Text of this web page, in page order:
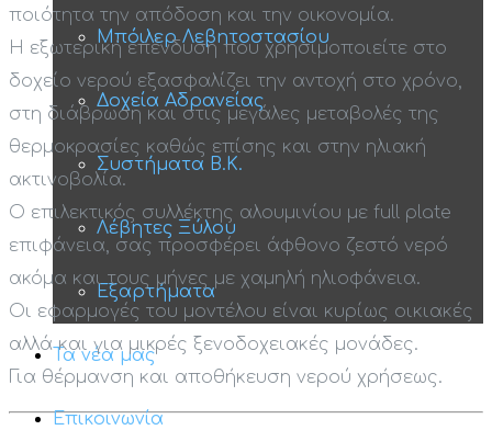
Μπόιλερ Λεβητοστασίου
Δοχεία Αδρανείας
Συστήματα Β.Κ.
Λέβητες Ξύλου
Εξαρτήματα
Τα νέα μας
Επικοινωνία
ποιότητα την απόδοση και την οικονομία.
H εξωτερική επένδυση που χρησιμοποιείτε στο
δοχείο νερού εξασφαλίζει την αντοχή στο χρόνο,
στη διάβρωση και στις μεγάλες μεταβολές της
θερμοκρασίες καθώς επίσης και στην ηλιακή
ακτινοβολία.
Ο επιλεκτικός συλλέκτης αλουμινίου με full plate
επιφάνεια, σας προσφέρει άφθονο ζεστό νερό
ακόμα και τους μήνες με χαμηλή ηλιοφάνεια.
Οι εφαρμογές του μοντέλου είναι κυρίως οικιακές
αλλά και για μικρές ξενοδοχειακές μονάδες.
Για θέρμανση και αποθήκευση νερού χρήσεως.